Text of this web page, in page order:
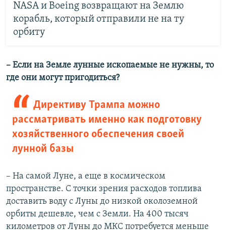
NASA и Boeing возвращают на Землю
корабль, который отправили не на ту
орбиту
– Если на Земле лунные ископаемые не нужны, то
где они могут пригодиться?
Директиву Трампа можно
рассматривать именно как подготовку
хозяйственного обеспечения своей
лунной базы
– На самой Луне, а еще в космическом
пространстве. С точки зрения расходов топлива
доставить воду с Луны до низкой околоземной
орбиты дешевле, чем с Земли. На 400 тысяч
километров от Луны до МКС потребуется меньше